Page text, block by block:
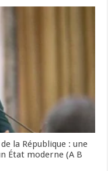
la République : une
État moderne (A B